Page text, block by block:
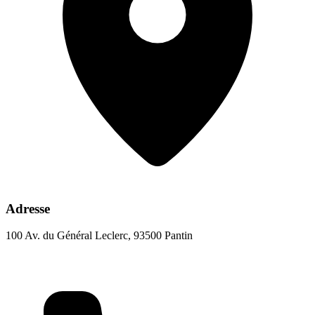
Adresse
100 Av. du Général Leclerc, 93500 Pantin